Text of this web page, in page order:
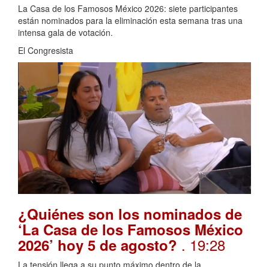
La Casa de los Famosos México 2026: siete participantes
están nominados para la eliminación esta semana tras una
intensa gala de votación.
El Congresista
¿Quiénes son los nominados de
‘La Casa de los Famosos México
2026’ hoy 5 de agosto? . 19:28
La tensión llega a su punto máximo dentro de la